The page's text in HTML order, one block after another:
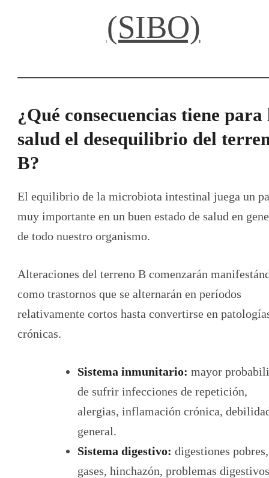
(SIBO)
¿Qué consecuencias tiene para
salud el desequilibrio del
B?
El equilibrio de la microbiota intestinal juega un
muy importante en un buen estado de salud en
de todo nuestro organismo.
Alteraciones del terreno B comenzarán
como trastornos que se alternarán en períodos
relativamente cortos hasta convertirse en
crónicas.
Sistema inmunitario: mayor
de sufrir infecciones de repetición,
alergias, inflamación crónica,
general.
Sistema digestivo: digestiones pobres,
gases, hinchazón, problemas digestivos